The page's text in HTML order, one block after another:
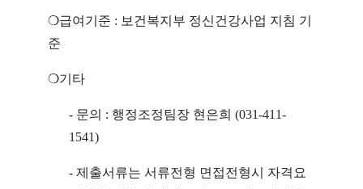
❍급여기준 : 보건복지부 정신건강사업 지침 기
준
❍기타
- 문의 : 행정조정팀장 현은희 (031-411-
1541)
- 제출서류는 서류전형 면접전형시 자격요